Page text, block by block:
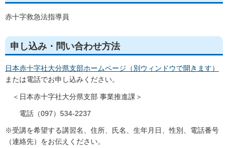
赤十字救急法指導員
申し込み・問い合わせ方法
日本赤十字社大分県支部ホームページ（別ウィンドウで開きます）
または電話でお申し込みください。
＜日本赤十字社大分県支部 事業推進課＞
電話（097）534-2237
※受講を希望する講習名、住所、氏名、生年月日、性別、電話番号
（連絡先）をお伝えください。